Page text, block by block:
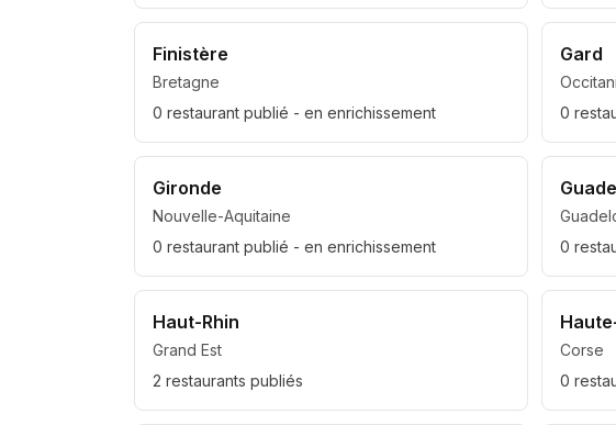
Finistère
Bretagne
0 restaurant publié - en enrichissement
Gard
0
Gironde
Nouvelle-Aquitaine
0 restaurant publié - en enrichissement
0
Haut-Rhin
Grand Est
2 restaurants publiés
Corse
0